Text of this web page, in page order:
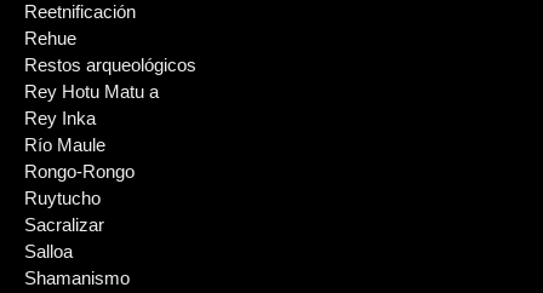
Reetnificación
Rehue
Restos arqueológicos
Rey Hotu Matu a
Rey Inka
Río Maule
Rongo-Rongo
Ruytucho
Sacralizar
Salloa
Shamanismo